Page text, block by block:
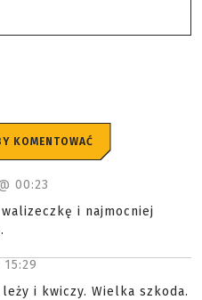
KOMENTOWAĆ
00:23
i najmocniej
15:29
i kwiczy. Wielka szkoda.